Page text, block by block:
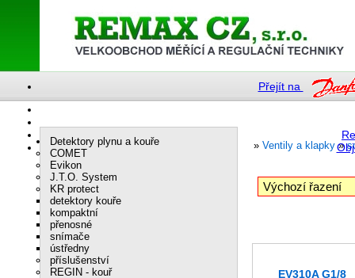
Přejít na
» Ventily a klapky »
EV310A G1/8
Detektory plynu a kouře
COMET
Evikon
J.T.O. System
KR protect
detektory kouře
kompaktní
přenosné
snímače
ústředny
příslušenství
REGIN - kouř